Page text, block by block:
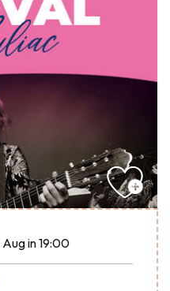
Augin 19:00